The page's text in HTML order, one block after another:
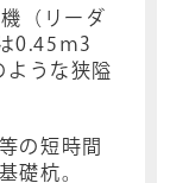
（リーダ
0.45ｍ3
ような狭隘
の短時間
礎杭。